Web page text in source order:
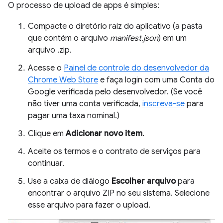
O processo de upload de apps é simples:
Compacte o diretório raiz do aplicativo (a pasta
que contém o arquivo manifest.json) em um
arquivo .zip.
Acesse o Painel de controle do desenvolvedor da
Chrome Web Store e faça login com uma Conta do
Google verificada pelo desenvolvedor. (Se você
não tiver uma conta verificada, inscreva-se para
pagar uma taxa nominal.)
Clique emAdicionar novo item.
Aceite os termos e o contrato de serviços para
continuar.
Use a caixa de diálogo Escolher arquivopara
encontrar o arquivo ZIP no seu sistema. Selecione
esse arquivo para fazer o upload.